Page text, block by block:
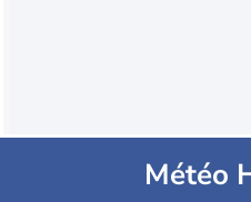
Météo